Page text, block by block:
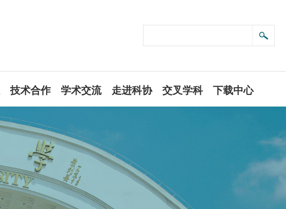
技术合作 学术交流 走进科协 交叉学科 下载中心